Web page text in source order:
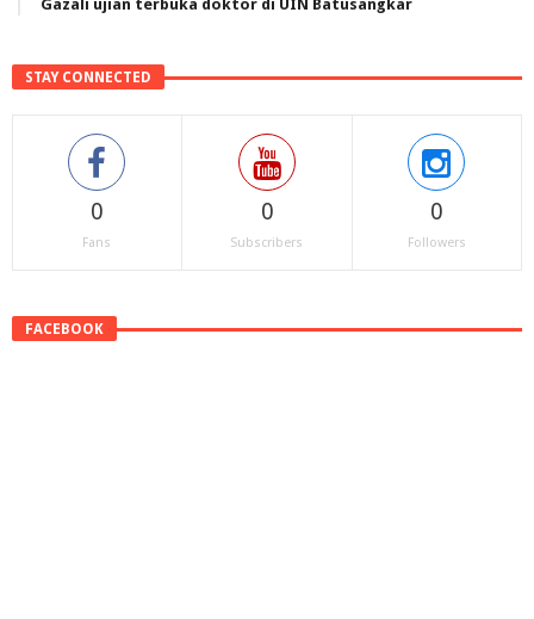
Gazali ujian terbuka doktor di UIN Batusangkar
STAY CONNECTED
0
Fans
0
Subscribers
0
Followers
FACEBOOK